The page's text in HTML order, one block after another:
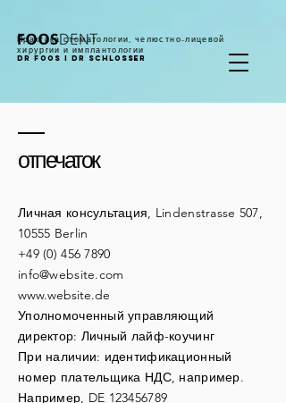
Практика стоматологии, челюстно-лицевой
хирургии и имплантологии
DR Foos I DR Schlosser
отпечаток
Личная консультация, Lindenstrasse 507,
10555 Berlin
+49 (0) 456 7890
info@website.com
www.website.de
Уполномоченный управляющий
директор: Личный лайф-коучинг
При наличии: идентификационный
номер плательщика НДС, например.
Например, DE 123456789